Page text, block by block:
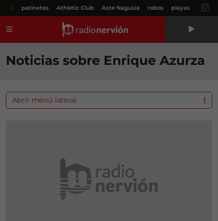
# patinetes Athletic Club Aste Nagusia robos playas
Noticias sobre Enrique Azurza
Abrir menú lateral